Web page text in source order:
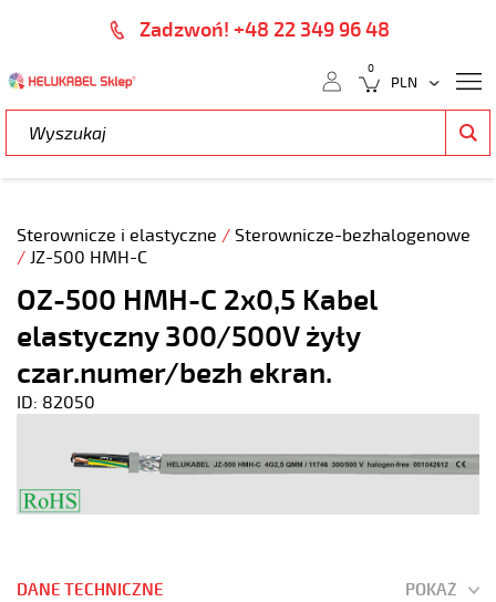
Zadzwoń! +48 22 349 96 48
0
Sterownicze i elastyczne / Sterownicze-bezhalogenowe
/ JZ-500 HMH-C
OZ-500 HMH-C 2x0,5 Kabel
elastyczny 300/500V żyły
czar.numer/bezh ekran.
ID: 82050
DANE TECHNICZNE
POKAŻ